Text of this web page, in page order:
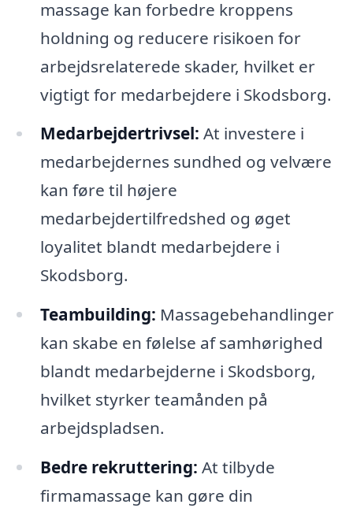
massage kan forbedre kroppens
holdning og reducere risikoen for
arbejdsrelaterede skader, hvilket er
vigtigt for medarbejdere i Skodsborg.
Medarbejdertrivsel: At investere i
medarbejdernes sundhed og velvære
kan føre til højere
medarbejdertilfredshed og øget
loyalitet blandt medarbejdere i
Skodsborg.
Teambuilding: Massagebehandlinger
kan skabe en følelse af samhørighed
blandt medarbejderne i Skodsborg,
hvilket styrker teamånden på
arbejdspladsen.
Bedre rekruttering: At tilbyde
firmamassage kan gøre din